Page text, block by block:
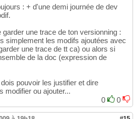
: + d'une demi journée de dev
une trace de ton versionning :
simplement les modifs ajoutées avec
une trace de tt ca) ou alors si
de la doc (expression de
pouvoir les justifier et dire
modifier ou ajouter...
0
0